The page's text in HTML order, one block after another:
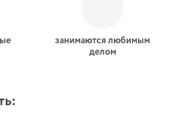
занимаются любимым
делом